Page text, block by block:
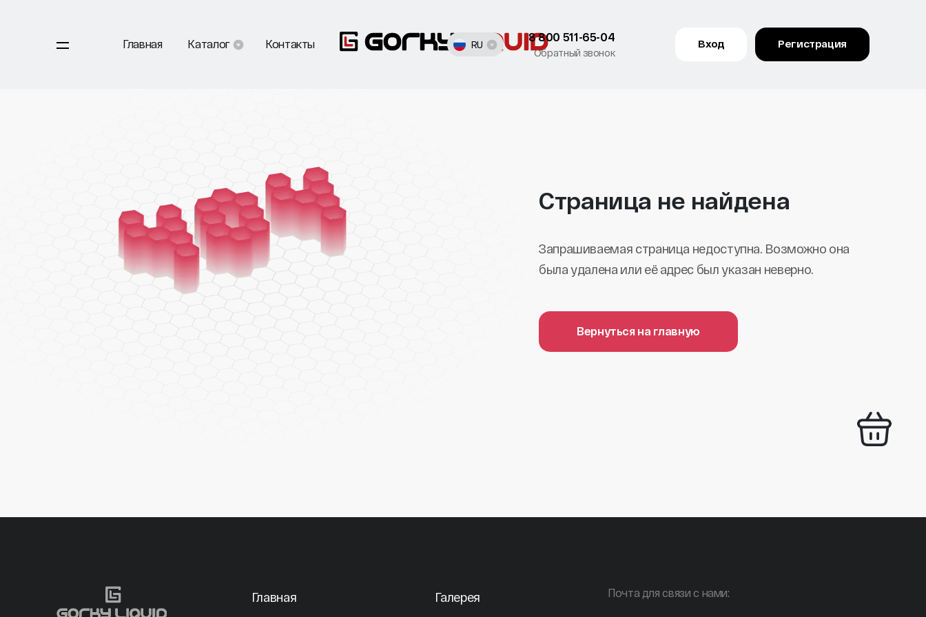
Главная Каталог Контакты RU
8 800 511-65-04
Обратный звонок
Вход Регистрация
Страница не найдена
Запрашиваемая страница недоступна. Возможно она
была удалена или её адрес был указан неверно.
Вернуться на главную
Главная
Галерея
Почта для связи с нами: